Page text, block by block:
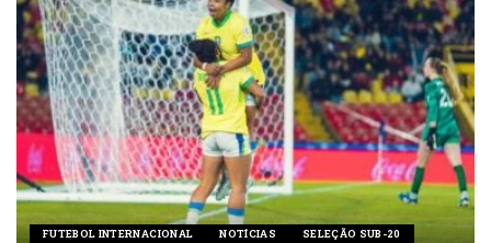
FUTEBOL INTERNACIONAL NOTÍCIAS SELEÇÃO SUB-20